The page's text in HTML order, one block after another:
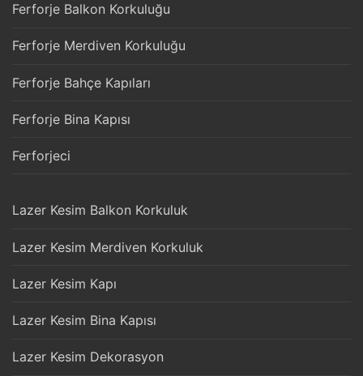
Ferforje Balkon Korkuluğu
Ferforje Merdiven Korkuluğu
Ferforje Bahçe Kapıları
Ferforje Bina Kapısı
Ferforjeci
Lazer Kesim Balkon Korkuluk
Lazer Kesim Merdiven Korkuluk
Lazer Kesim Kapı
Lazer Kesim Bina Kapısı
Lazer Kesim Dekorasyon